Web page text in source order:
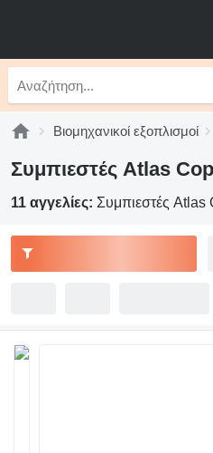
Βιομηχανικοί εξοπλισμοί
Συμπιεστές Atlas
11 αγγελίες: Συμπιεστές Atlas